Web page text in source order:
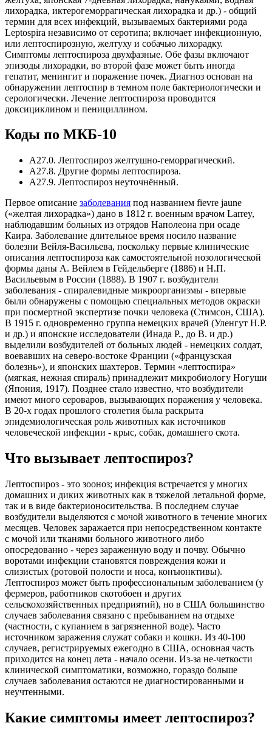
лихорадка, иктерогеморрагическая лихорадка и др.) - общий
термин для всех инфекций, вызываемых бактериями рода
Leptospira независимо от серотипа; включает инфекционную,
или лептоспирозную, желтуху и собачью лихорадку.
Симптомы лептоспироза двухфазные. Обе фазы включают
эпизоды лихорадки, во второй фазе может быть иногда
гепатит, менингит и поражение почек. Диагноз основан на
обнаружении лептоспир в темном поле бактериологически и
серологически. Лечение лептоспироза проводится
доксициклином и пенициллином.
Коды по МКБ-10
А27.0. Лептоспироз желтушно-геморрагический.
А27.8. Другие формы лептоспироза.
А27.9. Лептоспироз неуточнённый.
Первое описание заболевания под названием fievre jaune
(«желтая лихорадка») дано в 1812 г. военным врачом Larrey,
наблюдавшим больных из отрядов Наполеона при осаде
Каира. Заболевание длительное время носило название
болезни Вейля-Васильева, поскольку первые клинические
описания лептоспироза как самостоятельной нозологической
формы даны А. Вейлем в Гейдельберге (1886) и Н.П.
Васильевым в России (1888). В 1907 г. возбудители
заболевания - спиралевидные микроорганизмы - впервые
были обнаружены с помощью специальных методов окраски
при посмертной экспертизе почки человека (Стимсон, США).
В 1915 г. одновременно группа немецких врачей (Уленгут Н.Р.
и др.) и японские исследователи (Инада Р., до В. и др.)
выделили возбудителей от больных людей - немецких солдат,
воевавших на северо-востоке Франции («французская
болезнь»), и японских шахтеров. Термин «лептоспира»
(мягкая, нежная спираль) принадлежит микробиологу Ногуши
(Япония, 1917). Позднее стало известно, что возбудители
имеют много сероваров, вызывающих поражения у человека.
В 20-х годах прошлого столетия была раскрыта
эпидемиологическая роль животных как источников
человеческой инфекции - крыс, собак, домашнего скота.
Что вызывает лептоспироз?
Лептоспироз - это зооноз; инфекция встречается у многих
домашних и диких животных как в тяжелой летальной форме,
так и в виде бактерионосительства. В последнем случае
возбудители выделяются с мочой животного в течение многих
месяцев. Человек заражается при непосредственном контакте
с мочой или тканями больного животного либо
опосредованно - через зараженную воду и почву. Обычно
воротами инфекции становятся повреждения кожи и
слизистых (ротовой полости и носа, конъюнктивы).
Лептоспироз может быть профессиональным заболеванием (у
фермеров, работников скотобоен и других
сельскохозяйственных предприятий), но в США большинство
случаев заболевания связано с пребыванием на отдыхе
(частности, с купанием в загрязненной воде). Часто
источником заражения служат собаки и кошки. Из 40-100
случаев, регистрируемых ежегодно в США, основная часть
приходится на конец лета - начало осени. Из-за не-четкости
клинической симптоматики, возможно, гораздо больше
случаев заболевания остаются не диагностированными и
неучтенными.
Какие симптомы имеет лептоспироз?